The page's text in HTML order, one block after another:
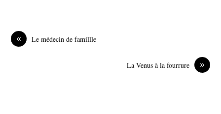
o
o
k
I
« Le médecin de famillle
»
La Venus à la fourrure